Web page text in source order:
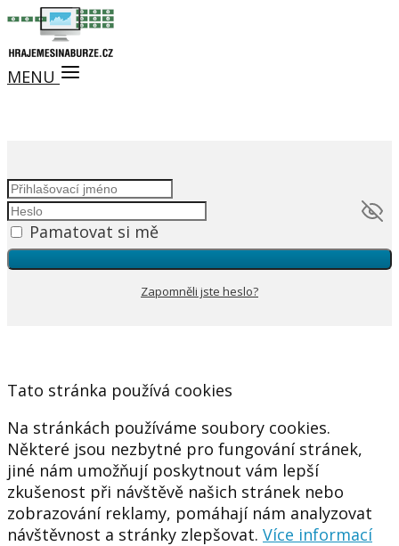
MENU
Pamatovat si mě
Zapomněli jste heslo?
Tato stránka používá cookies
Na stránkách používáme soubory cookies.
Některé jsou nezbytné pro fungování stránek,
jiné nám umožňují poskytnout vám lepší
zkušenost při návštěvě našich stránek nebo
zobrazování reklamy, pomáhají nám analyzovat
návštěvnost a stránky zlepšovat. Více informací